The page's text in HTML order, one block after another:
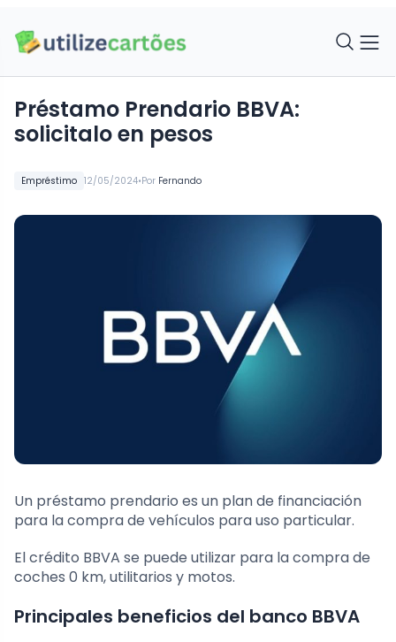
Empréstimo 12/05/2024•Por Fernando
Préstamo Prendario BBVA:
solicitalo en pesos
Un préstamo prendario es un plan de financiación
para la compra de vehículos para uso particular.
El crédito BBVA se puede utilizar para la compra de
coches 0 km, utilitarios y motos.
Principales beneficios del banco BBVA